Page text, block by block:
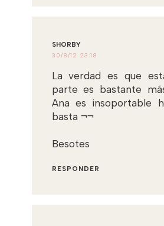
SHORBY
30/8/12 23:18
La verdad es que
parte es bastante
Ana es insoportable
basta ¬¬
Besotes
RESPONDER